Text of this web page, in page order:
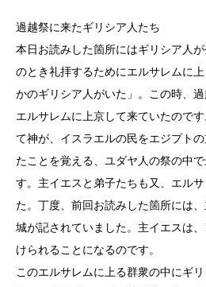
過越祭に来たギリシア人たち
本日お読みした箇所にはギリシア人
のとき礼拝するためにエルサレムに
かのギリシア人がいた」。この時、
エルサレムに上京して来ていたので
て神が、イスラエルの民をエジプト
たことを覚える、ユダヤ人の祭の中
す。主イエスと弟子たちも又、エル
た。丁度、前回お読みした箇所には
城が記されていました。主イエスは
けられることになるのです。
このエルサレムに上る群衆の中にギ